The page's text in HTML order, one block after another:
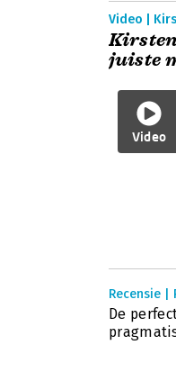
Video |
Kirsten
juiste
Video
Recensie |
De